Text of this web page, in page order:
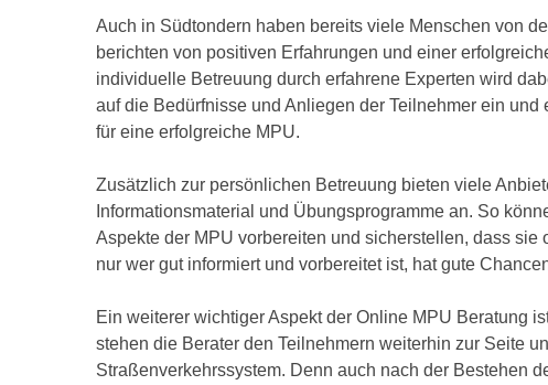
Auch in Südtondern haben bereits viele Menschen von
berichten von positiven Erfahrungen und einer
individuelle Betreuung durch erfahrene Experten wird
auf die Bedürfnisse und Anliegen der Teilnehmer ein
für eine erfolgreiche MPU.
Zusätzlich zur persönlichen Betreuung bieten viele
Informationsmaterial und Übungsprogramme an. So
Aspekte der MPU vorbereiten und sicherstellen, dass
nur wer gut informiert und vorbereitet ist, hat gute
Ein weiterer wichtiger Aspekt der Online MPU Beratung
stehen die Berater den Teilnehmern weiterhin zur Seite
Straßenverkehrssystem. Denn auch nach der Bestehen